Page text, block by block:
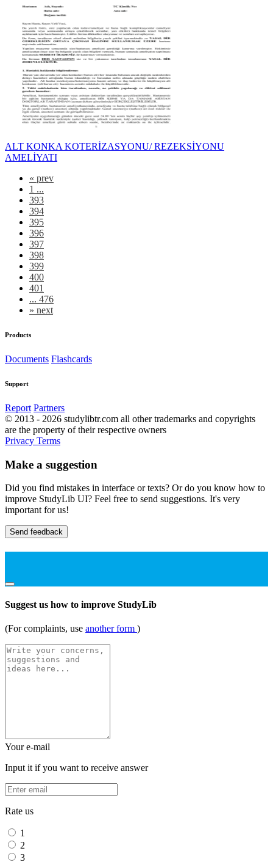
ALT KONKA KOTERİZASYONU/ REZEKSİYONU
AMELİYATI
« prev
1 ...
393
394
395
396
397
398
399
400
401
... 476
» next
Products
Documents Flashcards
Support
Report Partners
© 2013 - 2026 studylibtr.com all other trademarks and copyrights
are the property of their respective owners
Privacy Terms
Make a suggestion
Did you find mistakes in interface or texts? Or do you know how to
improve StudyLib UI? Feel free to send suggestions. It's very
important for us!
Send feedback
Suggest us how to improve StudyLib
(For complaints, use another form )
Your e-mail
Input it if you want to receive answer
Rate us
1
2
3